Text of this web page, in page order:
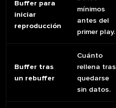
Buffer para
iniciar
reproducción
mínimos
antes del
primer play.
Buffer tras
un rebuffer
Cuánto
rellena tras
quedarse
sin datos.